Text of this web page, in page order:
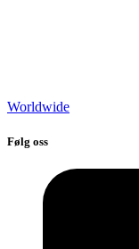
Worldwide
Følg oss